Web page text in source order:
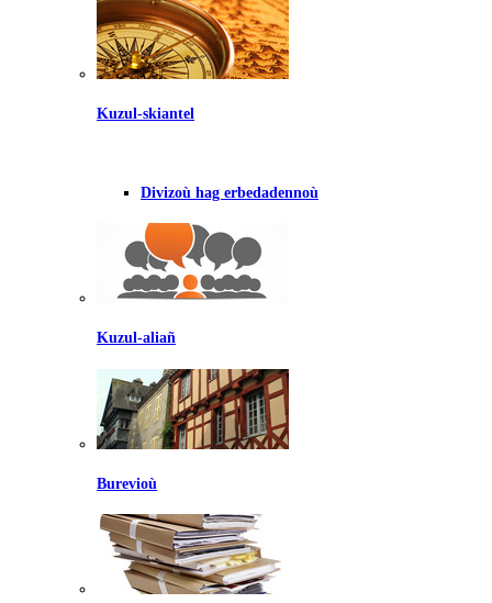
Kuzul-skiantel
Divizoù hag erbedadennoù
Kuzul-aliañ
Burevioù